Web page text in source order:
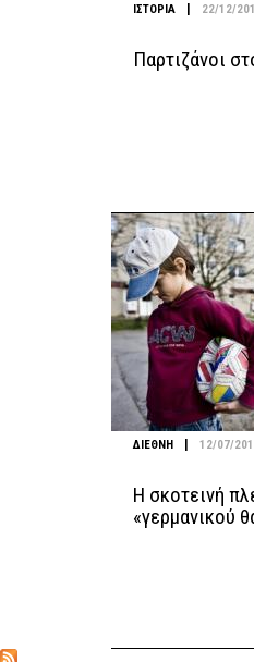
ΙΣΤΟΡΙΑ | 22/12/
Παρτιζάνοι
ΔΙΕΘΝΗ | 12/07/
Η σκοτεινή
«γερμανικού